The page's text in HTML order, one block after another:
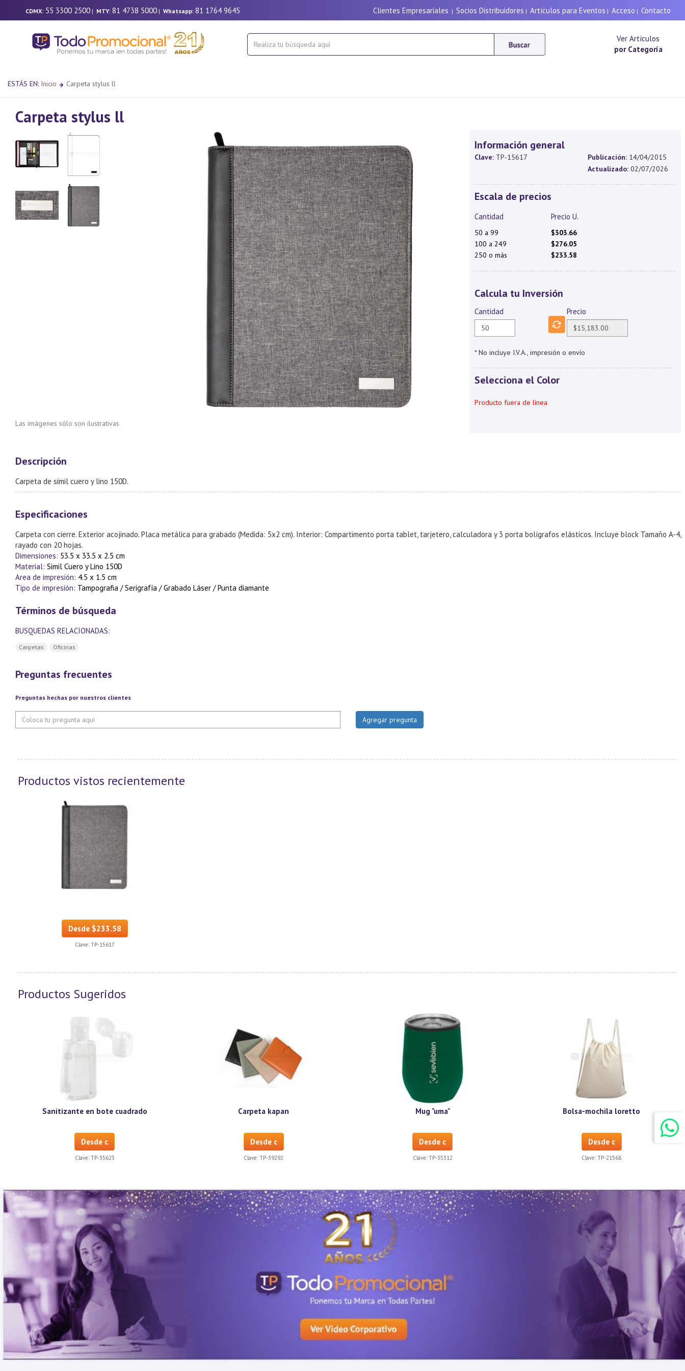
CDMX: 55 3300 2500 | MTY: 81 4738 5000 | Whatsapp: 81 1764 9645 Clientes Empresariales | Socios Distribuidores | Artículos para Eventos | Acceso | Contacto
Ver Artículos
por Categoría
ESTÁS EN: Inicio Carpeta stylus ll
Carpeta stylus ll
Las imágenes sólo son ilustrativas
Información general
Clave: TP-15617 Publicación: 14/04/2015
Actualizado: 02/07/2026
Escala de precios
Cantidad Precio U.
50 a 99
$303.66
100 a 249
$276.05
250 o más
$233.58
Calcula tu Inversión
Cantidad Precio
* No incluye I.V.A., impresión o envío
Selecciona el Color
Producto fuera de línea
Descripción
Carpeta de simil cuero y lino 150D.
Especificaciones
Carpeta con cierre. Exterior acojinado. Placa metálica para grabado (Medida: 5x2 cm). Interior: Compartimento porta tablet, tarjetero, calculadora y 3 porta bolígrafos elásticos. Incluye block Tamaño A-4,
rayado con 20 hojas.
Dimensiones: 53.5 x 33.5 x 2.5 cm
Material: Simil Cuero y Lino 150D
Area de impresión: 4.5 x 1.5 cm
Tipo de impresión: Tampografia / Serigrafía / Grabado Láser / Punta diamante
Términos de búsqueda
BUSQUEDAS RELACIONADAS:
Carpetas Oficinas
Preguntas frecuentes
Preguntas hechas por nuestros clientes
Productos vistos recientemente
Desde $233.58
Clave: TP-15617
Productos Sugeridos
Sanitizante en bote cuadrado
Desde c
Clave: TP-35623
Carpeta kapan
Desde c
Clave:TP-39292
Mug "uma"
Desde c
Clave: TP-35312
Bolsa-mochila loretto
Desde c
Clave:TP-21568